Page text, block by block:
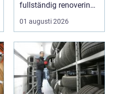
fullständig renovering.
Det tar...
01 augusti 2026